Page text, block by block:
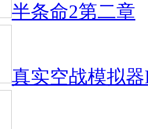
半条命2第二章
真实空战模拟器